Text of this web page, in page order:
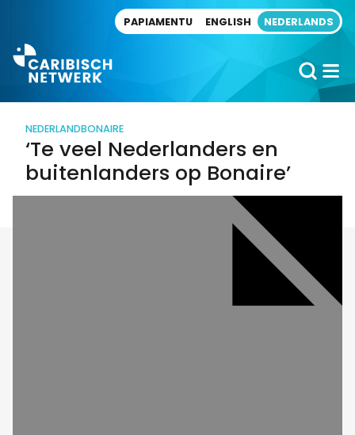
PAPIAMENTU ENGLISH NEDERLANDS
NEDERLANDBONAIRE
‘Te veel Nederlanders en
buitenlanders op Bonaire’